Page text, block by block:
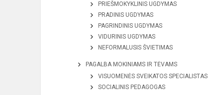
PRIEŠMOKYKLINIS UGDYMAS
PRADINIS UGDYMAS
PAGRINDINIS UGDYMAS
VIDURINIS UGDYMAS
NEFORMALUSIS ŠVIETIMAS
PAGALBA MOKINIAMS IR TĖVAMS
VISUOMENĖS SVEIKATOS SPECIALISTAS
SOCIALINIS PEDAGOGAS